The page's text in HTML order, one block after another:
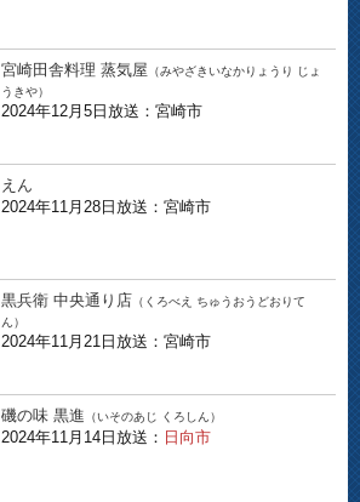
宮崎田舎料理 蒸気屋 （みやざきいなかりょうり じょ
うきや）
2024年12月5日放送：宮崎市
えん
2024年11月28日放送：宮崎市
黒兵衛 中央通り店 （くろべえ ちゅうおうどおりて
ん）
2024年11月21日放送：宮崎市
磯の味 黒進 （いそのあじ くろしん）
2024年11月14日放送： 日向市